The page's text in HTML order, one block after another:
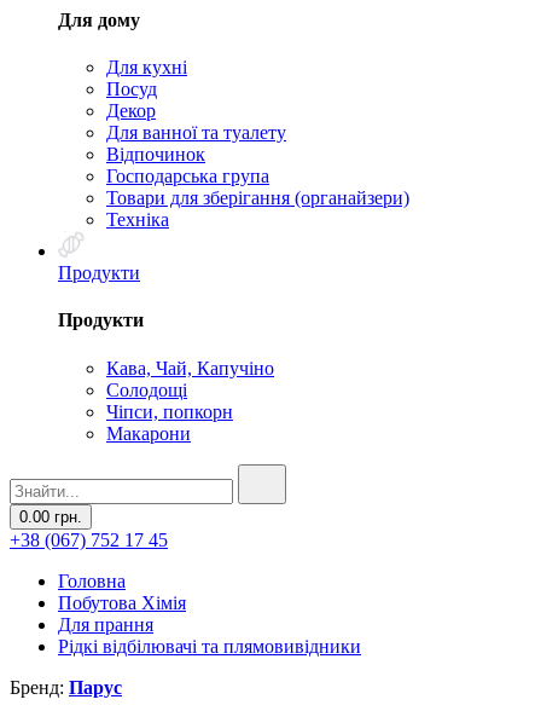
Для дому
Для кухні
Посуд
Декор
Для ванної та туалету
Відпочинок
Господарська група
Товари для зберігання (органайзери)
Техніка
Продукти
Продукти
Кава, Чай, Капучіно
Солодощі
Чіпси, попкорн
Макарони
0.00 грн.
+38 (067) 752 17 45
Головна
Побутова Хімія
Для прання
Рідкі відбілювачі та плямовивідники
Бренд: Парус